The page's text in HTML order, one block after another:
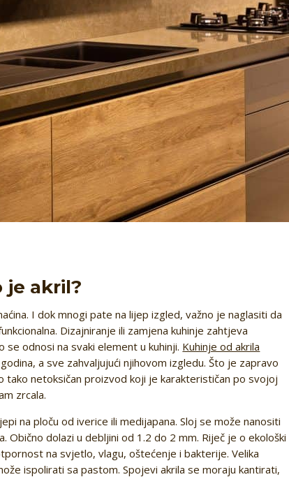
je akril?
I dok mnogi pate na lijep izgled, važno je naglasiti da
Dizajniranje ili zamjena kuhinje zahtjeva
se odnosi na svaki element u kuhinji. Kuhinje od akrila
a sve zahvaljujući njihovom izgledu. Što je zapravo
tako netoksičan proizvod koji je karakterističan po svojoj
zrcala.
na ploču od iverice ili medijapana. Sloj se može nanositi
Obično dolazi u debljini od 1.2 do 2 mm. Riječ je o ekološki
na svjetlo, vlagu, oštećenje i bakterije. Velika
ispolirati sa pastom. Spojevi akrila se moraju kantirati,